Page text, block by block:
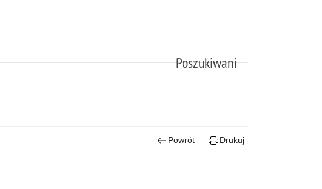
Poszukiwani
Powrót Drukuj